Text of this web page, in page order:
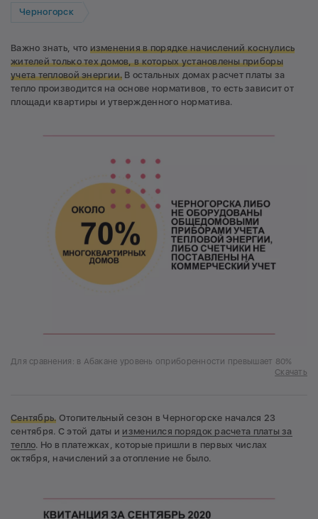
Черногорск
Важно знать, что изменения в порядке начислений коснулись
жителей только тех домов, в которых установлены приборы
учета тепловой энергии. В остальных домах расчет платы за
тепло производится на основе нормативов, то есть зависит от
площади квартиры и утвержденного норматива.
Для сравнения: в Абакане уровень оприборенности превышает 80%
Скачать
Сентябрь. Отопительный сезон в Черногорске начался 23
сентября. С этой даты и изменился порядок расчета платы за
тепло. Но в платежках, которые пришли в первых числах
октября, начислений за отопление не было.